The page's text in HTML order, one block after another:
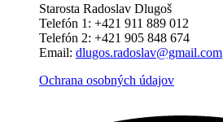
Starosta Radoslav Dlugoš
Telefón 1: +421 911 889 012
Telefón 2: +421 905 848 674
Email: dlugos.radoslav@gmail.com
Ochrana osobných údajov